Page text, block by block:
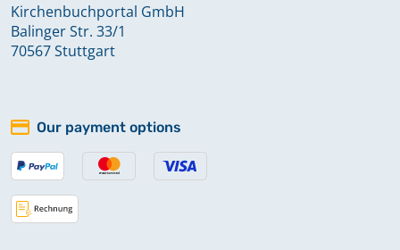
1876-1932
Keine verfügbaren Digitalisate
Kirchenbuchportal GmbH
Balinger Str. 33/1
70567 Stuttgart
Our payment options